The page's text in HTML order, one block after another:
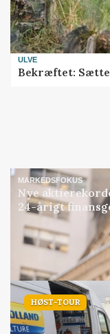
ULVE
Bekræftet:
MARKEDSFOKUS
Nye
24-årigt
HØST-TOUR